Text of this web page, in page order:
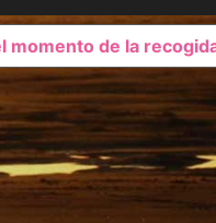
momento de la